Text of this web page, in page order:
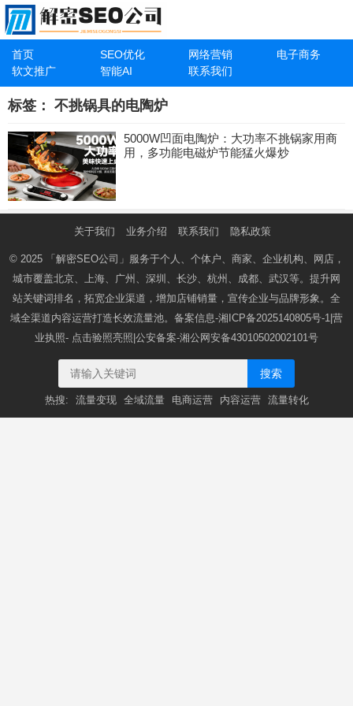
首页 SEO优化 网络营销
电子商务
软文推广
智能AI 联系我们
标签： 不挑锅具的电陶炉
5000W凹面电陶炉：大功率不挑锅家用商
用，多功能电磁炉节能猛火爆炒
关于我们 业务介绍 联系我们 隐私政策
© 2025 「解密SEO公司」 服务于个人、个体户、商家、企业机构、网店，
城市覆盖北京、上海、广州、深圳、长沙、杭州、成都、武汉等。提升网
站关键词排名，拓宽企业渠道，增加店铺销量，宣传企业与品牌形象。全
域全渠道内容运营打造长效流量池。备案信息-湘ICP备2025140805号-1 |营
业执照- 点击验照亮照 |公安备案-湘公网安备43010502002101号
搜索
热搜: 流量变现 全域流量 电商运营 内容运营 流量转化